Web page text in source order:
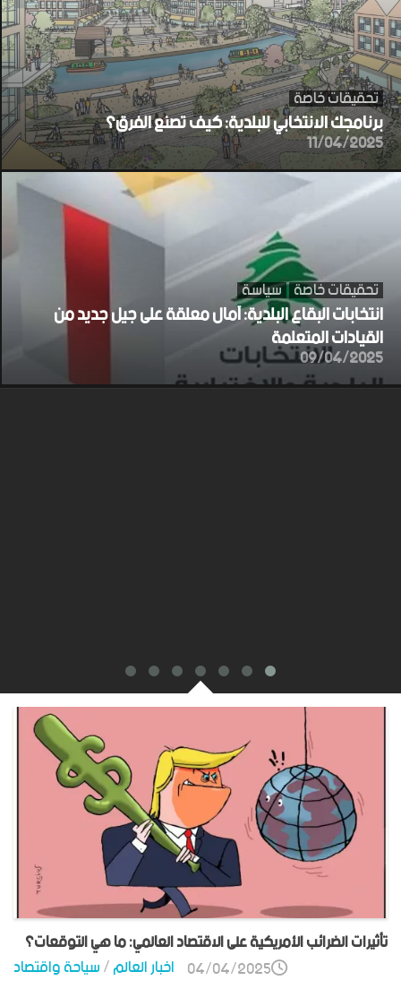
تحقيقات خاصة
برنامجك الانتخابي للبلدية: كيف تصنع الفرق؟
11/04/2025
تحقيقات خاصة سياسة
انتخابات البقاع البلدية: آمال معلقة على جيل جديد من
القيادات المتعلمة
09/04/2025
تأثيرات الضرائب الأمريكية على الاقتصاد العالمي: ما هي التوقعات؟
اخبار العالم/سياحة واقتصاد 04/04/2025